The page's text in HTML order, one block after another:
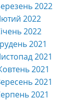
2022
2022
2022
2021
2021
2021
2021
2021